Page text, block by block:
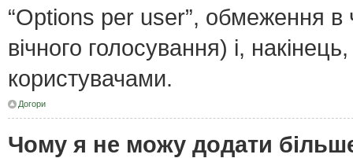
“Options per user”, обмеження в
вічного голосування) і,
користувачами.
Догори
Чому я не можу додати